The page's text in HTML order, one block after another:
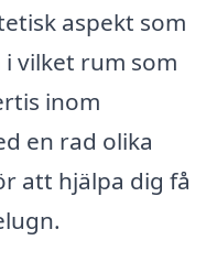
aspekt som
vilket rum som
inom
en rad olika
att hjälpa dig få